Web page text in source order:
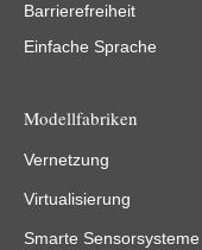
Barrierefreiheit
Einfache Sprache
Modellfabriken
Vernetzung
Virtualisierung
Smarte Sensorsysteme